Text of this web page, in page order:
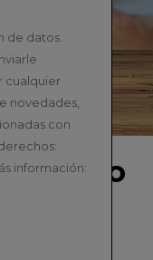
un vino
4
de datos.
cualquier
novedades,
con
información: